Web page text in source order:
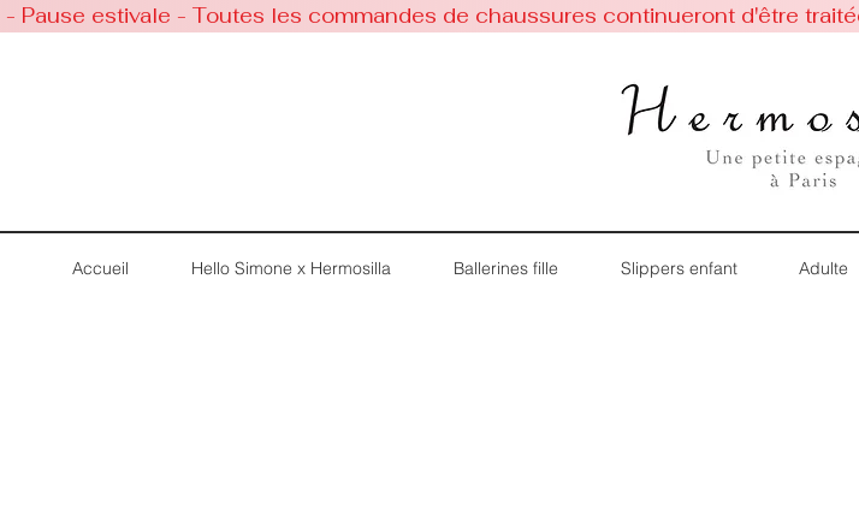
- Pause estivale - Toutes les commandes de chaussures continueront d'être
Accueil Hello Simone x Hermosilla Ballerines fille Slippers enfant Adulte